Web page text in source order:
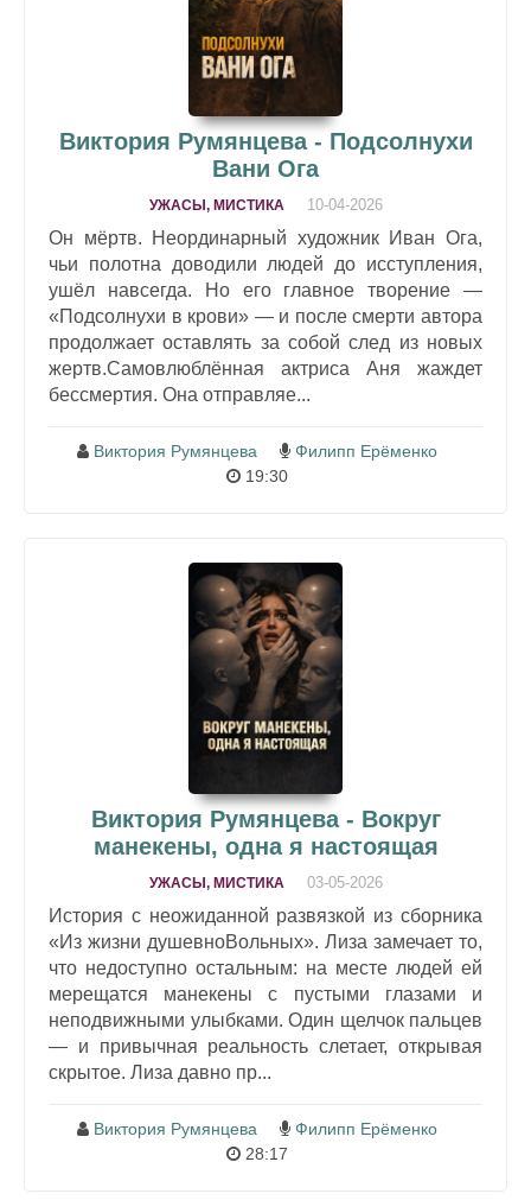
Виктория Румянцева - Подсолнухи
Вани Ога
УЖАСЫ, МИСТИКА 10-04-2026
Он мёртв. Неординарный художник Иван Ога,
чьи полотна доводили людей до исступления,
ушёл навсегда. Но его главное творение —
«Подсолнухи в крови» — и после смерти автора
продолжает оставлять за собой след из новых
жертв.Самовлюблённая актриса Аня жаждет
бессмертия. Она отправляе...
Виктория Румянцева
Филипп Ерёменко
19:30
Виктория Румянцева - Вокруг
манекены, одна я настоящая
УЖАСЫ, МИСТИКА 03-05-2026
История с неожиданной развязкой из сборника
«Из жизни душевноВольных». Лиза замечает то,
что недоступно остальным: на месте людей ей
мерещатся манекены с пустыми глазами и
неподвижными улыбками. Один щелчок пальцев
— и привычная реальность слетает, открывая
скрытое. Лиза давно пр...
Виктория Румянцева
Филипп Ерёменко
28:17